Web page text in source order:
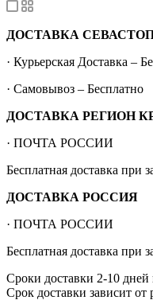
ДОСТАВКА
· Курьерская Доставка –
· Самовывоз – Бесплатно
ДОСТАВКА РЕГИОН
· ПОЧТА РОССИИ
Бесплатная доставка при
ДОСТАВКА РОССИЯ
· ПОЧТА РОССИИ
Бесплатная доставка при
Сроки доставки 2-10 дней
Срок доставки зависит от